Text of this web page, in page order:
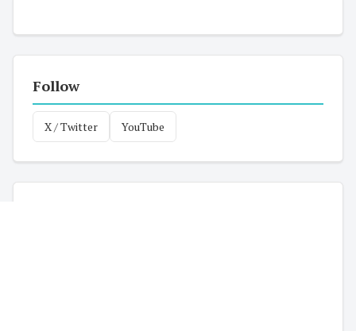
Follow
X / Twitter YouTube